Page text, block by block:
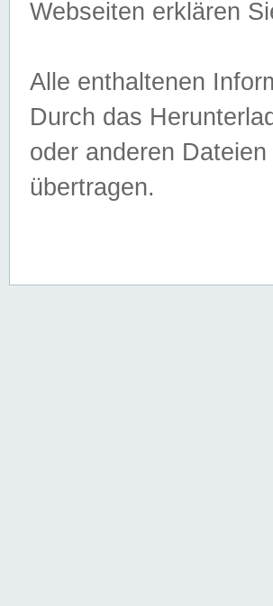
Webseiten erklären
Alle enthaltenen
Durch das
oder anderen
übertragen.